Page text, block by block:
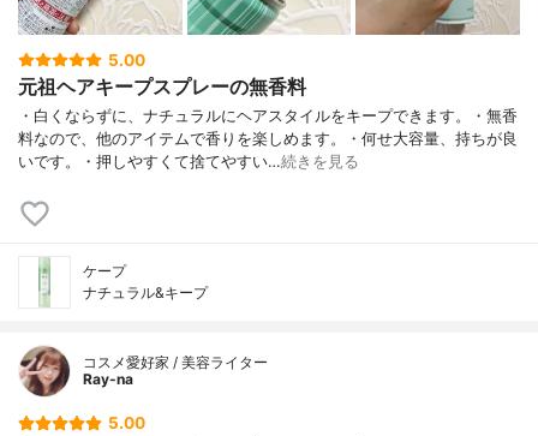
5.00
元祖ヘアキープスプレーの無香料
・白くならずに、ナチュラルにヘアスタイルをキープできます。・無香
料なので、他のアイテムで香りを楽しめます。・何せ大容量、持ちが良
いです。・押しやすくて捨てやすい…続きを見る
ケープ
ナチュラル&キープ
コスメ愛好家 / 美容ライター
Ray-na
5.00